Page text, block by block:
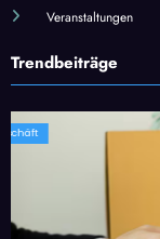
Veranstaltungen
Trendbeiträge